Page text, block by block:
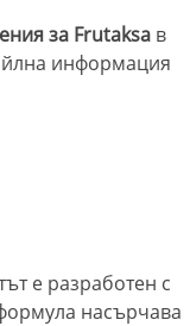
за Frutaksa в
информация
е разработен с
насърчава